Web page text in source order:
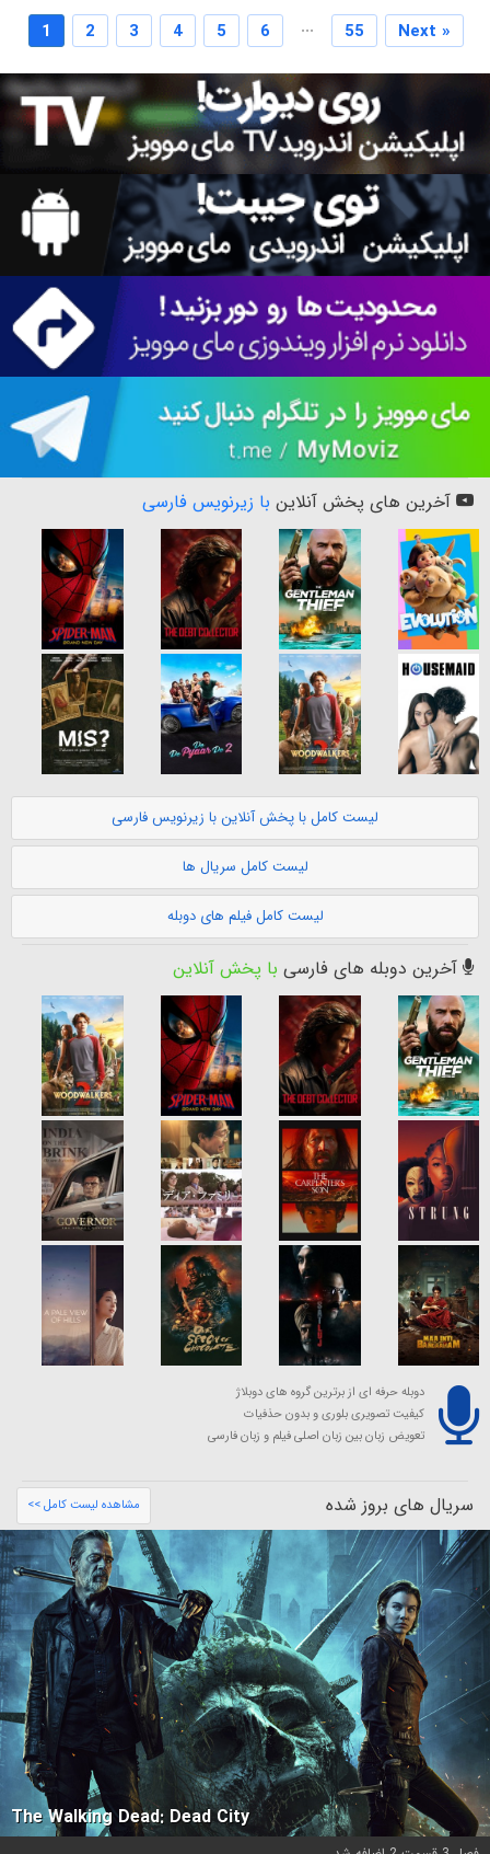
1 2 3 4 5 6 ... 55 Next »
آخرین های پخش آنلاین با زیرنویس فارسی
لیست کامل با پخش آنلاین با زیرنویس فارسی
لیست کامل سریال ها
لیست کامل فیلم های دوبله
آخرین دوبله های فارسی با پخش آنلاین
دوبله حرفه ای از برترین گروه های دوبلاژ
کیفیت تصویری بلوری و بدون حذفیات
تعویض زبان بین زبان اصلی فیلم و زبان فارسی
سریال های بروز شده مشاهده لیست کامل >>
The Walking Dead: Dead City